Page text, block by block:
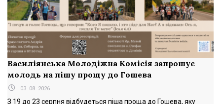
Василіянська Молодіжна Комісія запрошує
молодь на пішу прощу до Гошева
03. 08. 2026
З 19 до 23 серпня відбудеться піша проща до Гошева, яку